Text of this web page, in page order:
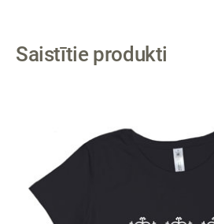
Saistītie produkti